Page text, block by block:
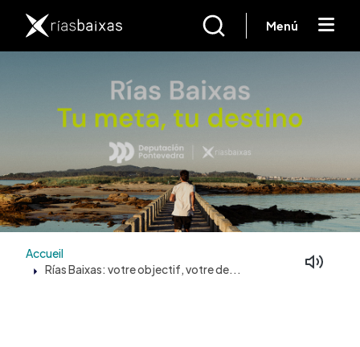
Menú
Accueil
Rías Baixas: votre objectif, votre de...